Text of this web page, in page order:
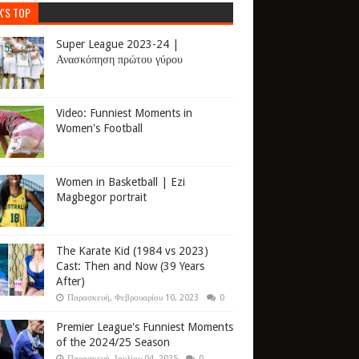
TOP
Super League 2023-24 |
Ανασκόπηση πρώτου γύρου
Video: Funniest Moments in
Women's Football
Women in Basketball | Ezi
Magbegor portrait
The Karate Kid (1984 vs 2023)
Cast: Then and Now (39 Years
After)
Παρασκευή, Φεβρουαρίου 10, 2023 0
Premier League's Funniest Moments
of the 2024/25 Season